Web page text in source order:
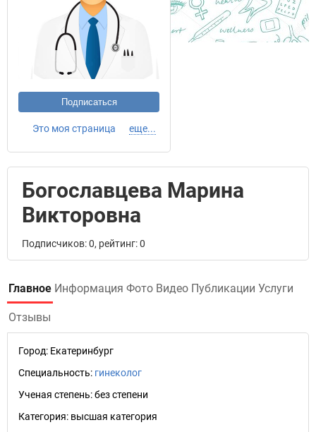
Подписаться
Это моя страница еще...
Богославцева Марина
Викторовна
Подписчиков: 0, рейтинг: 0
Главное Информация Фото Видео Публикации Услуги
Отзывы
Город: Екатеринбург
Специальность: гинеколог
Ученая степень:без степени
Категория: высшая категория